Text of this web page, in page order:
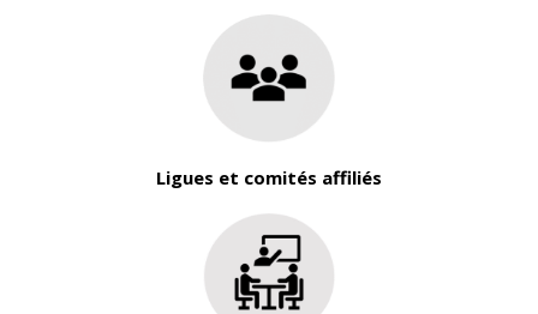
Ligues et comités affiliés